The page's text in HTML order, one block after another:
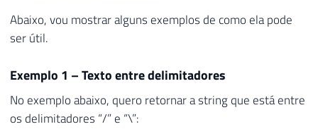
Abaixo, vou mostrar alguns exemplos de como ela pode
ser útil.
Exemplo 1 – Texto entre delimitadores
No exemplo abaixo, quero retornar a string que está entre
os delimitadores “/” e “\”: